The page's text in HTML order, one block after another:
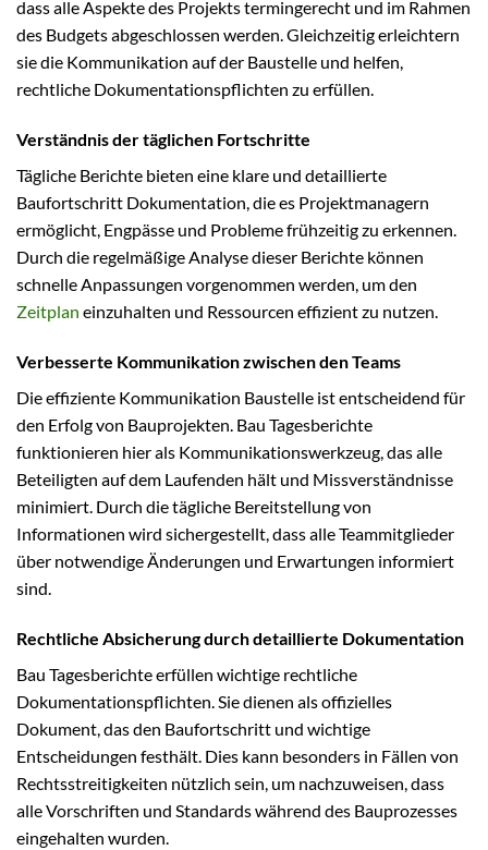
dass alle Aspekte des Projekts termingerecht und im Rahmen
des Budgets abgeschlossen werden. Gleichzeitig erleichtern
sie die Kommunikation auf der Baustelle und helfen,
rechtliche Dokumentationspflichten zu erfüllen.
Verständnis der täglichen Fortschritte
Tägliche Berichte bieten eine klare und detaillierte
Baufortschritt Dokumentation, die es Projektmanagern
ermöglicht, Engpässe und Probleme frühzeitig zu erkennen.
Durch die regelmäßige Analyse dieser Berichte können
schnelle Anpassungen vorgenommen werden, um den
Zeitplan einzuhalten und Ressourcen effizient zu nutzen.
Verbesserte Kommunikation zwischen den Teams
Die effiziente Kommunikation Baustelle ist entscheidend für
den Erfolg von Bauprojekten. Bau Tagesberichte
funktionieren hier als Kommunikationswerkzeug, das alle
Beteiligten auf dem Laufenden hält und Missverständnisse
minimiert. Durch die tägliche Bereitstellung von
Informationen wird sichergestellt, dass alle Teammitglieder
über notwendige Änderungen und Erwartungen informiert
sind.
Rechtliche Absicherung durch detaillierte Dokumentation
Bau Tagesberichte erfüllen wichtige rechtliche
Dokumentationspflichten. Sie dienen als offizielles
Dokument, das den Baufortschritt und wichtige
Entscheidungen festhält. Dies kann besonders in Fällen von
Rechtsstreitigkeiten nützlich sein, um nachzuweisen, dass
alle Vorschriften und Standards während des Bauprozesses
eingehalten wurden.